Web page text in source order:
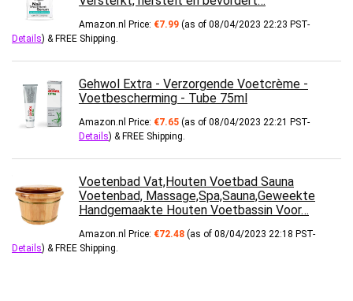
Amazon.nl Price: €7.99 (as of 08/04/2023 22:23 PST-
Details) & FREE Shipping.
Gehwol Extra - Verzorgende Voetcrème -
Voetbescherming - Tube 75ml
Amazon.nl Price: €7.65 (as of 08/04/2023 22:21 PST-
Details) & FREE Shipping.
Voetenbad Vat,Houten Voetbad Sauna
Voetenbad, Massage,Spa,Sauna,Geweekte
Handgemaakte Houten Voetbassin Voor…
Amazon.nl Price: €72.48 (as of 08/04/2023 22:18 PST-
Details) & FREE Shipping.